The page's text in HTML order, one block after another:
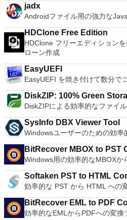
カバリー記録とリカバリー容量
イブまで再構成することが可能
jadx
Androidファイル用の強力な
HDClone Free Edition
HDClone フリーエディション
ローン作成
EasyUEFI
EasyUEFI を焼き付けて数分で
DiskZIP: 100% Green
DiskZIPによる効率的なファイ
SysInfo DBX Viewer Tool
Windowsユーザーのための効率
BitRecover MBOX to PST
Windows用の効率的なMBOXか
Softaken PST to HTML
効率的な PST から HTML への
BitRecover EML to PDF
効率的なEMLからPDFへの変換